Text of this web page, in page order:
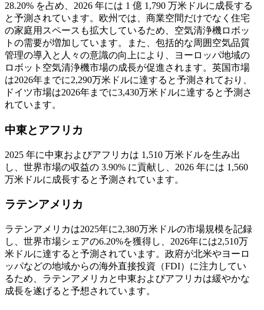
28.20% を占め、2026 年には 1 億 1,790 万米ドルに成長する
と予測されています。欧州では、商業空間だけでなく住宅
の家庭用スペースも拡大しているため、空気清浄機ロボッ
トの需要が増加しています。また、包括的な周囲空気品質
管理の導入と人々の意識の向上により、ヨーロッパ地域の
ロボット空気清浄機市場の成長が促進されます。英国市場
は2026年までに2,290万米ドルに達すると予測されており、
ドイツ市場は2026年までに3,430万米ドルに達すると予測さ
れています。
中東とアフリカ
2025 年に中東およびアフリカは 1,510 万米ドルを生み出
し、世界市場の収益の 3.90% に貢献し、2026 年には 1,560
万米ドルに成長すると予測されています。
ラテンアメリカ
ラテンアメリカは2025年に2,380万米ドルの市場規模を記録
し、世界市場シェアの6.20%を獲得し、2026年には2,510万
米ドルに達すると予測されています。政府が北米やヨーロ
ッパなどの地域からの海外直接投資（FDI）に注力してい
るため、ラテンアメリカと中東およびアフリカは緩やかな
成長を遂げると予想されています。